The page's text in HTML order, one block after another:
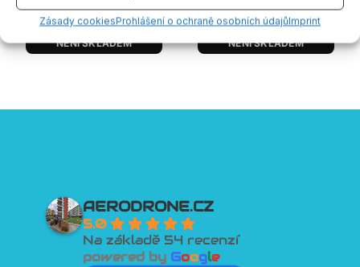
Zásady cookiesProhlášení o ochraně osobních údajůImprint
900,00Kč s DPH
NENÍ SKLADEM
3000,00Kč s DPH
NENÍ SKLADEM
AERODRONE.CZ
5.0
Na základě 54 recenzí
powered by Google